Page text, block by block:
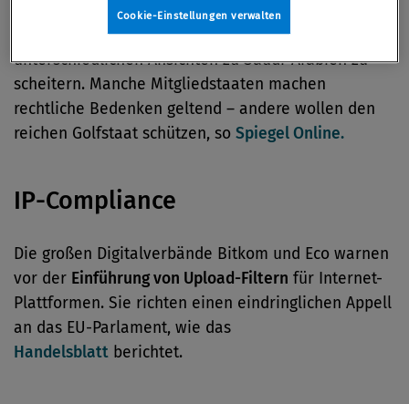
Die EU plant eine schwarzeListe mit Geldwäsche-
doch das Projekt droht an
unterschiedlichen Ansichten zu Saudi-Arabien zu
scheitern. Manche Mitgliedstaaten machen
rechtliche Bedenken geltend – andere wollen den
reichen Golfstaat schützen, so Spiegel Online.
IP-Compliance
Die großen Digitalverbände Bitkom und Eco warnen
vor der Einführung von Upload-Filtern für Internet-
Plattformen. Sie richten einen eindringlichen Appell
an das EU-Parlament, wie das
Handelsblatt berichtet.
Cookie-Einstellungen verwalten